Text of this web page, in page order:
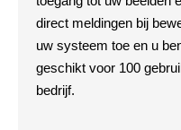
direct meldingen bij
uw systeem toe en u
geschikt voor 100
bedrijf.